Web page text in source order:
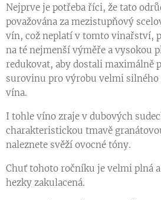
Nejprve je potřeba říci, že tato
považována za mezistupňový
vín, což neplatí v tomto vinařství,
na té nejmenší výměře a vysokou
redukovat, aby dostali maximálně
surovinu pro výrobu velmi silného
vína.
I tohle víno zraje v dubových
charakteristickou tmavě
naleznete svěží ovocné tóny.
Chuť tohoto ročníku je velmi plná
hezky zakulacená.